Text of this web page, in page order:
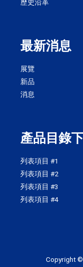
歷史沿革
最新消息
展覽
新品
消息
產品目錄
列表項目 #1
列表項目 #2
列表項目 #3
列表項目 #4
Copyright